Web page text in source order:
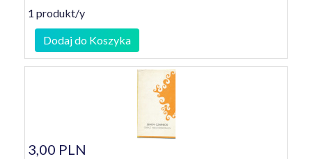
1 produkt/y
Dodaj do Koszyka
3,00 PLN